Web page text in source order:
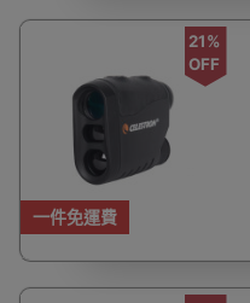
一件免運費
21%
OFF